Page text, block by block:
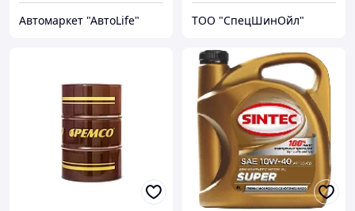
Автомаркет "АвтоLife" ТОО "СпецШинОйл"